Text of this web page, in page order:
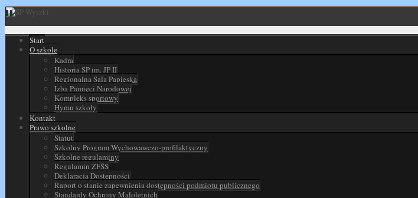
Start
O szkole
Kadra
Historia SP im. JP II
Regionalna Sala Papieska
Izba Pamięci Narodowej
Kompleks sportowy
Hymn szkoły
Kontakt
Prawo szkolne
Statut
Szkolny Program Wychowawczo-profilaktyczny
Szkolne regulaminy
Regulamin ZFŚS
Deklaracja Dostępności
Raport o stanie zapewnienia dostępności podmiotu publicznego
Standardy Ochrony Małoletnich